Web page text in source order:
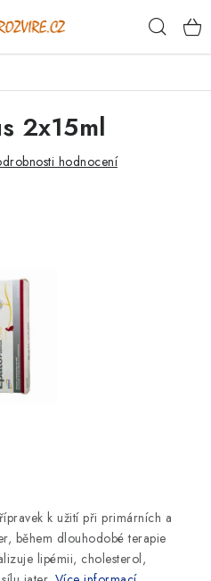
k užití při primárních a
během dlouhodobé terapie
lipémii, cholesterol,
2x15ml
hodnocení